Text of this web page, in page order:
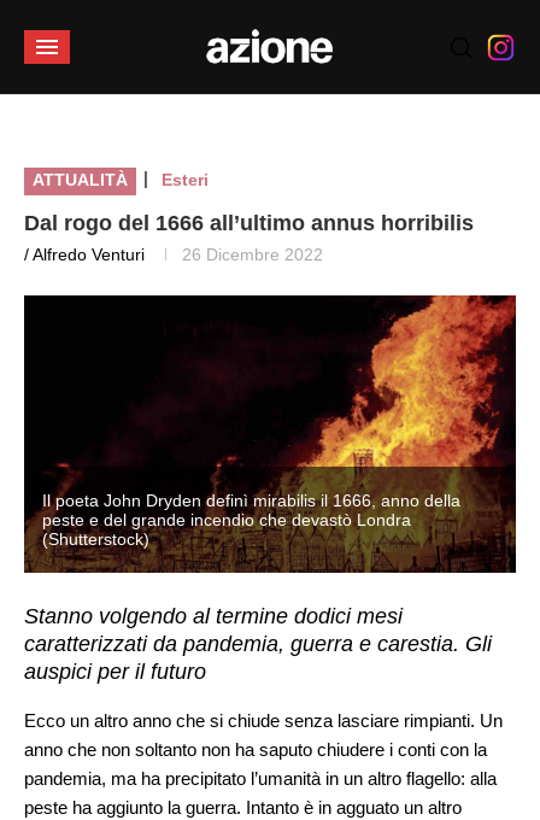
ATTUALITÀ | Esteri
Dal rogo del 1666 all’ultimo annus horribilis
/ Alfredo Venturi 26 Dicembre 2022
Il poeta John Dryden definì mirabilis il 1666, anno della
peste e del grande incendio che devastò Londra
(Shutterstock)
Stanno volgendo al termine dodici mesi
caratterizzati da pandemia, guerra e carestia. Gli
auspici per il futuro
Ecco un altro anno che si chiude senza lasciare rimpianti. Un
anno che non soltanto non ha saputo chiudere i conti con la
pandemia, ma ha precipitato l’umanità in un altro flagello: alla
peste ha aggiunto la guerra. Intanto è in agguato un altro